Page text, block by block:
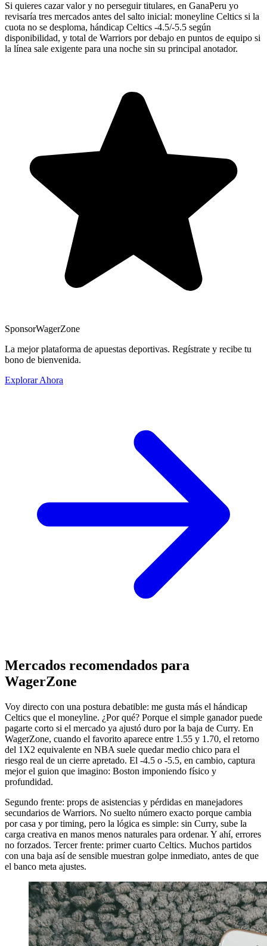
Si quieres cazar valor y no perseguir titulares, en GanaPeru yo
revisaría tres mercados antes del salto inicial: moneyline Celtics si la
cuota no se desploma, hándicap Celtics -4.5/-5.5 según
disponibilidad, y total de Warriors por debajo en puntos de equipo si
la línea sale exigente para una noche sin su principal anotador.
SponsorWagerZone
La mejor plataforma de apuestas deportivas. Regístrate y recibe tu
bono de bienvenida.
Explorar Ahora
Mercados recomendados para
WagerZone
Voy directo con una postura debatible: me gusta más el hándicap
Celtics que el moneyline. ¿Por qué? Porque el simple ganador puede
pagarte corto si el mercado ya ajustó duro por la baja de Curry. En
WagerZone, cuando el favorito aparece entre 1.55 y 1.70, el retorno
del 1X2 equivalente en NBA suele quedar medio chico para el
riesgo real de un cierre apretado. El -4.5 o -5.5, en cambio, captura
mejor el guion que imagino: Boston imponiendo físico y
profundidad.
Segundo frente: props de asistencias y pérdidas en manejadores
secundarios de Warriors. No suelto número exacto porque cambia
por casa y por timing, pero la lógica es simple: sin Curry, sube la
carga creativa en manos menos naturales para ordenar. Y ahí, errores
no forzados. Tercer frente: primer cuarto Celtics. Muchos partidos
con una baja así de sensible muestran golpe inmediato, antes de que
el banco meta ajustes.